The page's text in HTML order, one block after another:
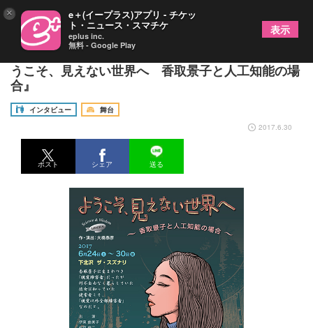
劇作家・大橋泰彦に聞く──劇団離風霊船公演『よ
うこそ、見えない世界へ 香取景子と人工知能の場
合』
インタビュー
舞台
2017.6.30
ポスト シェア 送る
× e＋(イープラス)アプリ - チケッ
ト・ニュース・スマチケ
eplus inc.
無料 - Google Play
表示